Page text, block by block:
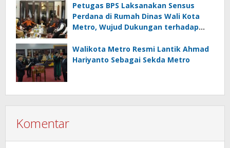
Petugas BPS Laksanakan Sensus
Perdana di Rumah Dinas Wali Kota
Metro, Wujud Dukungan terhadap
Walikota Metro Resmi Lantik Ahmad
Hariyanto Sebagai Sekda Metro
Komentar